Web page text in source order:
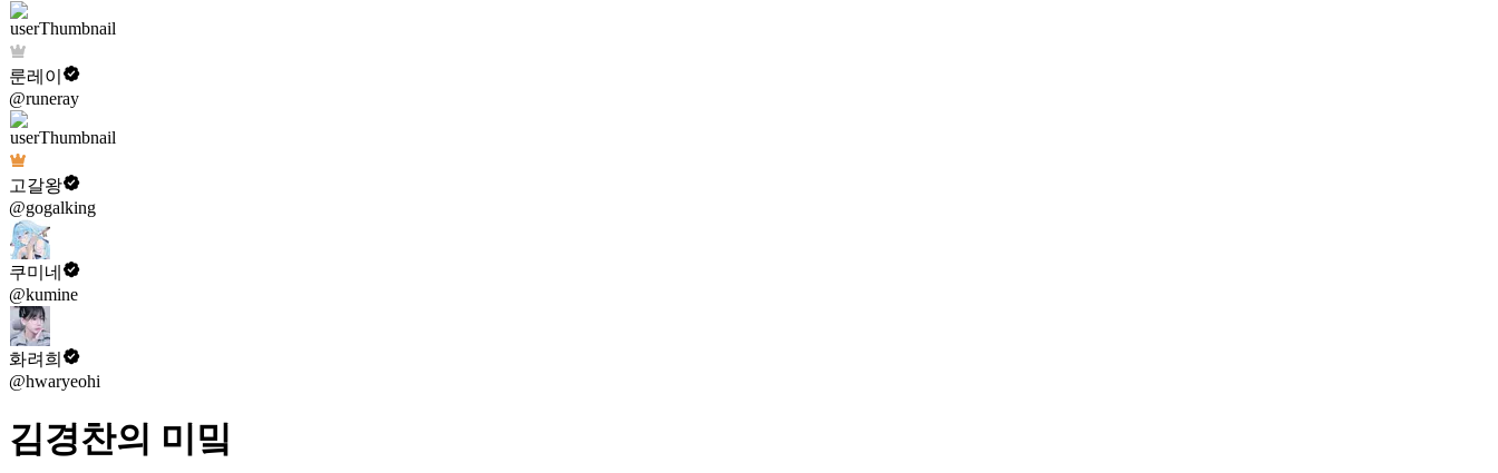
룬레이
@runeray
고갈왕
@gogalking
쿠미네
@kumine
화려희
@hwaryeohi
김경찬의 미밐